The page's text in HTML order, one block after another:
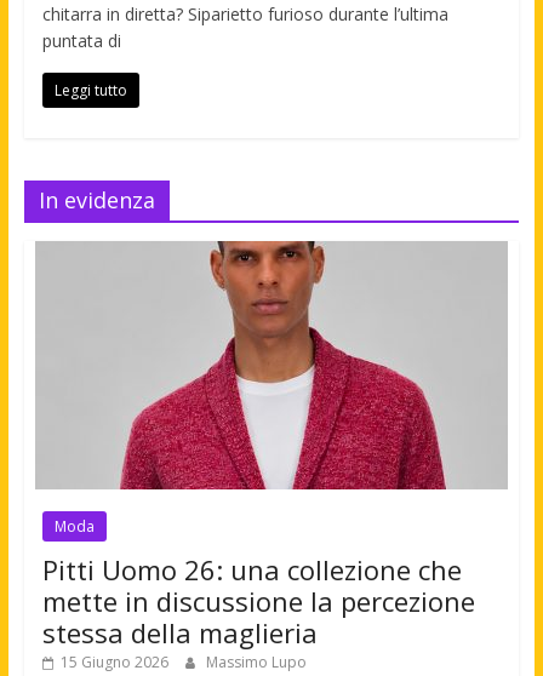
chitarra in diretta? Siparietto furioso durante l’ultima
puntata di
Leggi tutto
In evidenza
Moda
Pitti Uomo 26: una collezione che
mette in discussione la percezione
stessa della maglieria
15 Giugno 2026 Massimo Lupo